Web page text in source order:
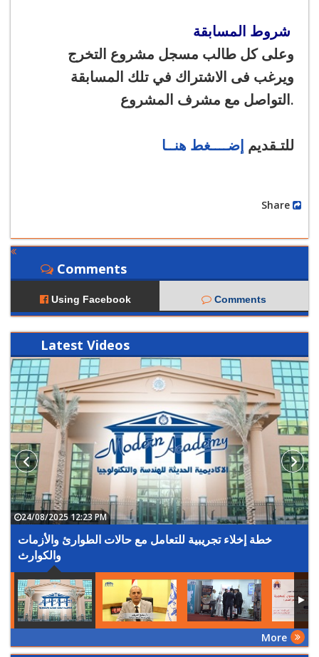
وعلى كل طالب مسجل مشروع التخرج
ويرغب فى الاشتراك في تلك المسابقة
التواصل مع مشرف المشروع.
للتـقديم إضــــغط هنــا
Comments
Using Facebook Comments
Latest Videos
خطة إخلاء تجريبية للتعامل مع حالات الطوارئ والأزمات
والكوارث
24/08/2025 12:23 PM
More